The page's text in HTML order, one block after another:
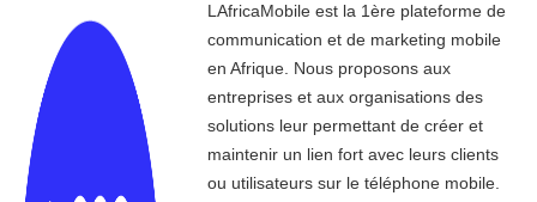
LAfricaMobile est la 1ère plateforme de
communication et de marketing mobile
en Afrique. Nous proposons aux
entreprises et aux organisations des
solutions leur permettant de créer et
maintenir un lien fort avec leurs clients
ou utilisateurs sur le téléphone mobile.